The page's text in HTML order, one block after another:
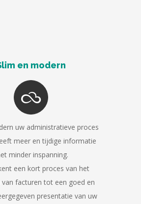
en modern
uw administratieve proces
meer en tijdige informatie
minder inspanning.
een kort proces van het
van facturen tot een goed en
presentatie van uw